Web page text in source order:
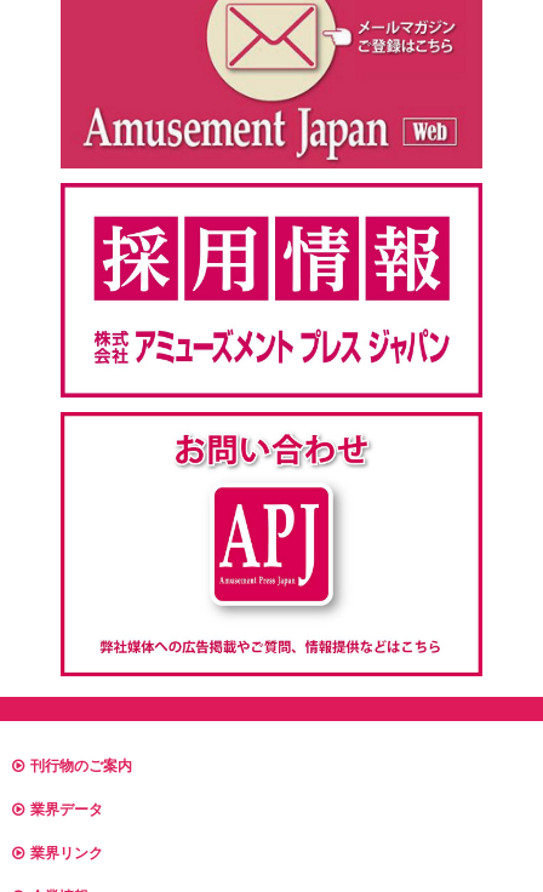
刊行物のご案内
業界データ
業界リンク